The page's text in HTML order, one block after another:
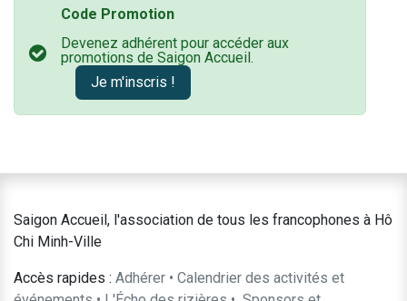
Code Promotion
Devenez adhérent pour accéder aux
promotions de Saigon Accueil.
Je m'inscris !
Saigon Accueil, l'association de tous les francophones à Hô
Chi Minh-Ville
Accès rapides : Adhérer • Calendrier des activités et